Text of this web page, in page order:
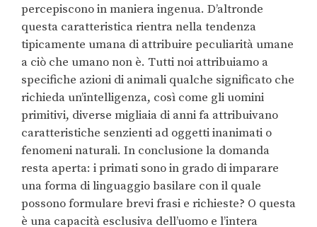
percepiscono in maniera ingenua. D’altronde
questa caratteristica rientra nella tendenza
tipicamente umana di attribuire peculiarità umane
a ciò che umano non è. Tutti noi attribuiamo a
specifiche azioni di animali qualche significato che
richieda un’intelligenza, così come gli uomini
primitivi, diverse migliaia di anni fa attribuivano
caratteristiche senzienti ad oggetti inanimati o
fenomeni naturali. In conclusione la domanda
resta aperta: i primati sono in grado di imparare
una forma di linguaggio basilare con il quale
possono formulare brevi frasi e richieste? O questa
è una capacità esclusiva dell’uomo e l’intera